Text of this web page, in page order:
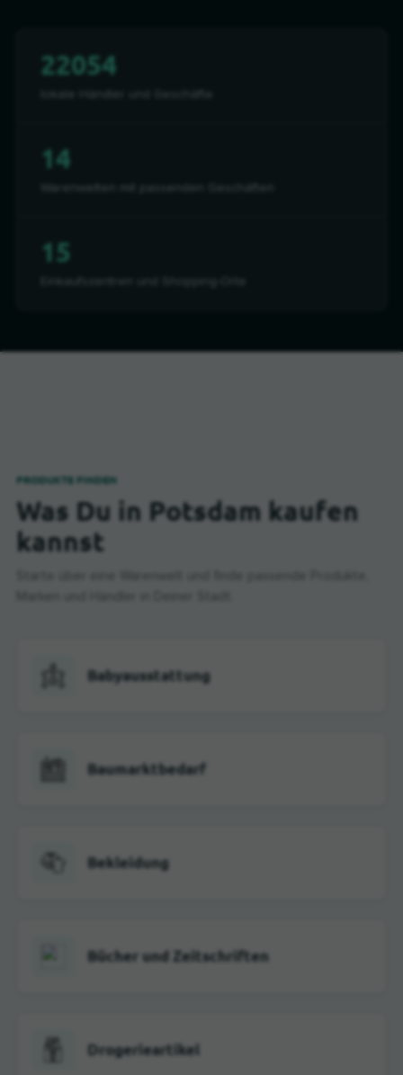
22054
14
15
PRODUKTE FINDEN
Was Du in Potsdam kaufen
kannst
Babyausstattung
Baumarktbedarf
Bekleidung
Bücher und Zeitschriften
Drogerieartikel